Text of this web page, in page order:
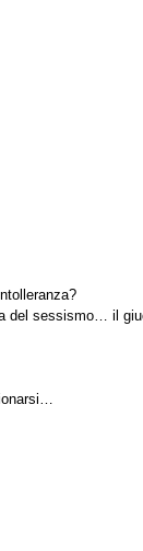
del sessismo… il